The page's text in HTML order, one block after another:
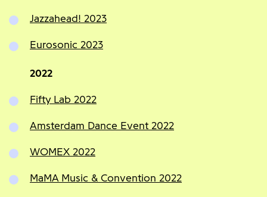
Jazzahead! 2023
Eurosonic 2023
2022
Fifty Lab 2022
Amsterdam Dance Event 2022
WOMEX 2022
MaMA Music & Convention 2022